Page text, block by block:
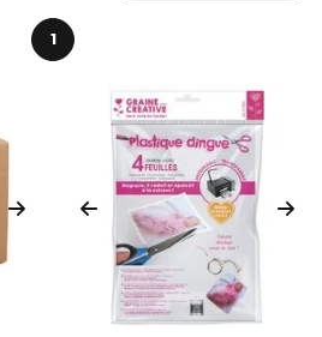
v tlačiarni alebo aj také, ktoré svietia
1